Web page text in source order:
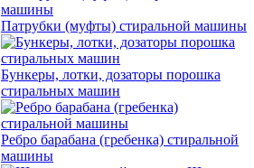
Патрубки (муфты) стиральной машины
Бункеры, лотки, дозаторы порошка
стиральных машин
Ребро барабана (гребенка) стиральной
машины